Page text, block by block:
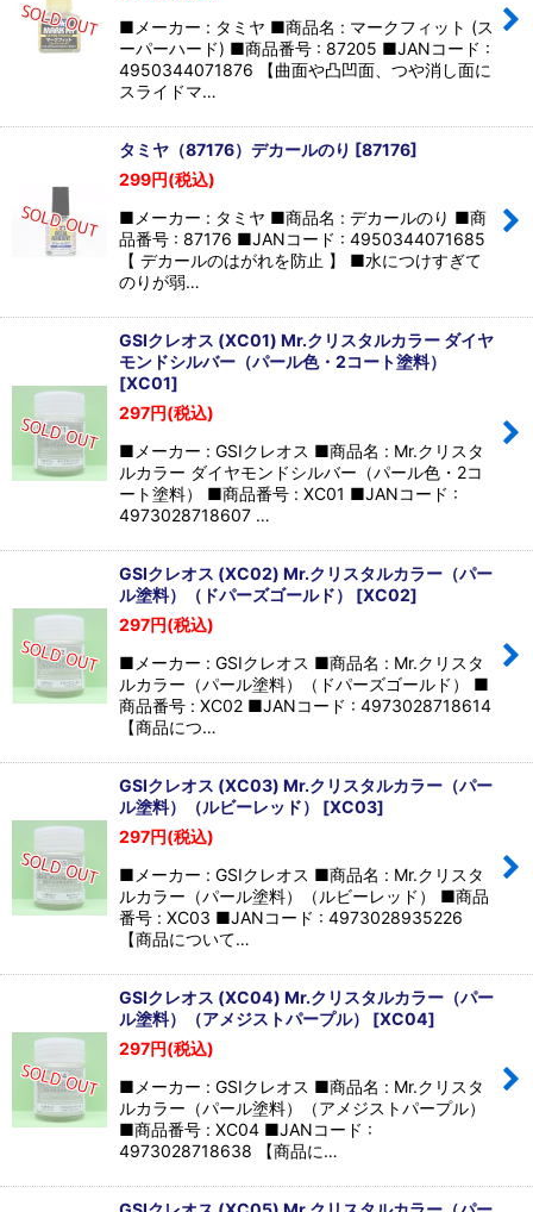
■メーカー : タミヤ ■商品名 : マークフィット (ス
ーパーハード) ■商品番号 : 87205 ■JANコード :
4950344071876 【曲面や凸凹面、つや消し面に
スライドマ…
タミヤ（87176）デカールのり [87176]
299円(税込)
■メーカー : タミヤ ■商品名 : デカールのり ■商
品番号 : 87176 ■JANコード : 4950344071685
【 デカールのはがれを防止 】 ■水につけすぎて
のりが弱…
GSIクレオス (XC01) Mr.クリスタルカラー ダイヤ
モンドシルバー（パール色・2コート塗料）
[XC01]
297円(税込)
■メーカー : GSIクレオス ■商品名 : Mr.クリスタ
ルカラー ダイヤモンドシルバー（パール色・2コ
ート塗料） ■商品番号 : XC01 ■JANコード :
4973028718607 …
GSIクレオス (XC02) Mr.クリスタルカラー（パー
ル塗料）（ドパーズゴールド） [XC02]
297円(税込)
■メーカー : GSIクレオス ■商品名 : Mr.クリスタ
ルカラー（パール塗料）（ドパーズゴールド） ■
商品番号 : XC02 ■JANコード : 4973028718614
【商品につ…
GSIクレオス (XC03) Mr.クリスタルカラー（パー
ル塗料）（ルビーレッド） [XC03]
297円(税込)
■メーカー : GSIクレオス ■商品名 : Mr.クリスタ
ルカラー（パール塗料）（ルビーレッド） ■商品
番号 : XC03 ■JANコード : 4973028935226
【商品について…
GSIクレオス (XC04) Mr.クリスタルカラー（パー
ル塗料）（アメジストパープル） [XC04]
297円(税込)
■メーカー : GSIクレオス ■商品名 : Mr.クリスタ
ルカラー（パール塗料）（アメジストパープル）
■商品番号 : XC04 ■JANコード :
4973028718638 【商品に…